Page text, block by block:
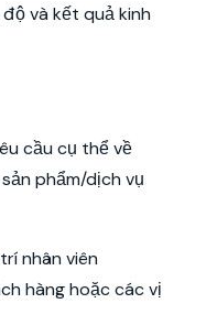
và kết quả kinh
cầu cụ thể về
phẩm/dịch vụ
nhân viên
hàng hoặc các vị